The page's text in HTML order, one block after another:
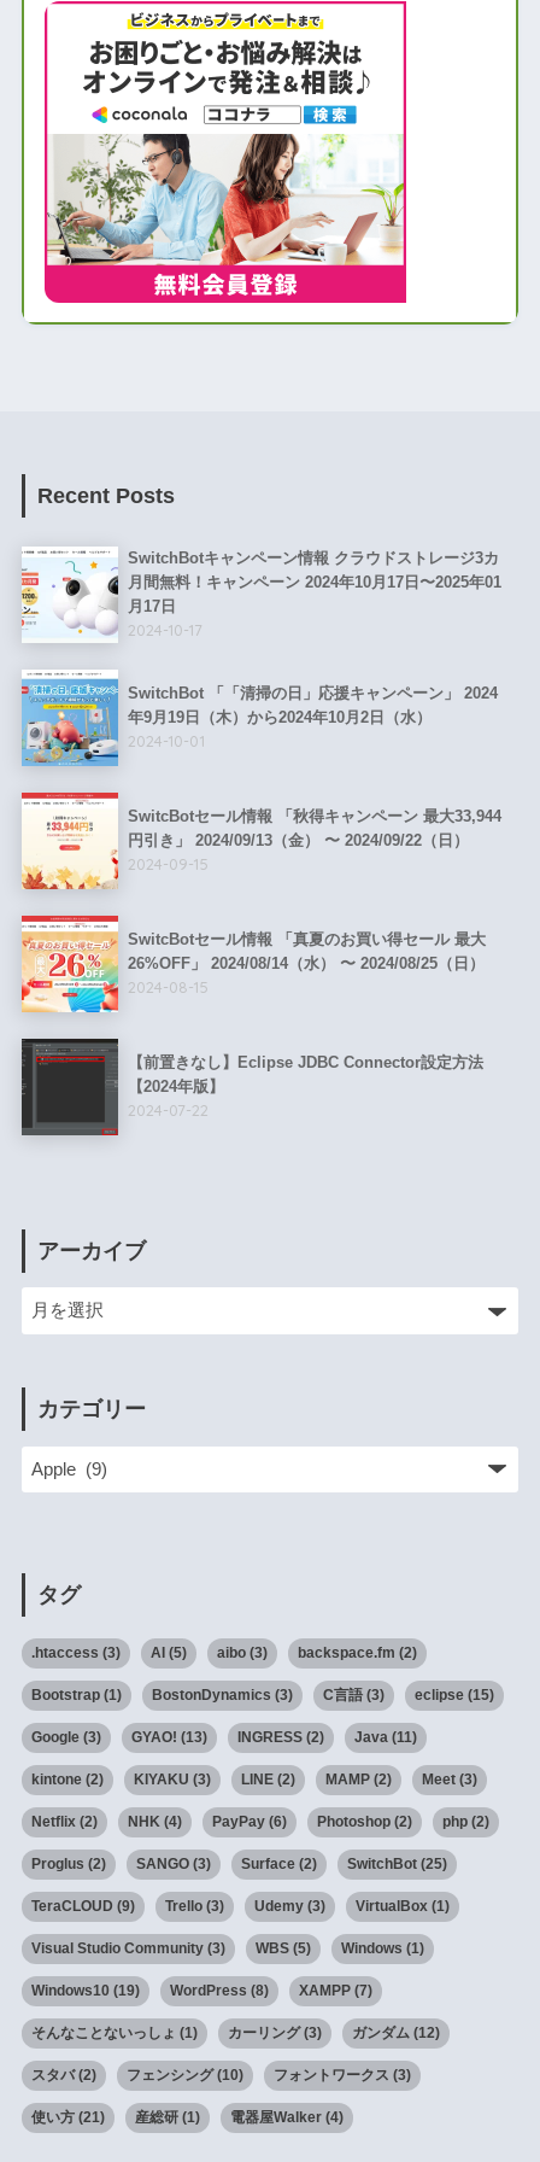
Recent Posts
SwitchBotキャンペーン情報 クラウドストレージ3カ
月間無料！キャンペーン 2024年10月17日〜2025年01
月17日
2024-10-17
SwitchBot 「「清掃の日」応援キャンペーン」 2024
年9月19日（木）から2024年10月2日（水）
2024-10-01
SwitcBotセール情報 「秋得キャンペーン 最大33,944
円引き」 2024/09/13（金） 〜 2024/09/22（日）
2024-09-15
SwitcBotセール情報 「真夏のお買い得セール 最大
26%OFF」 2024/08/14（水） 〜 2024/08/25（日）
2024-08-15
【前置きなし】Eclipse JDBC Connector設定方法
【2024年版】
2024-07-22
アーカイブ
カテゴリー
タグ
.htaccess (3) AI(5) aibo(3) backspace.fm (2)
Bootstrap(1) BostonDynamics (3) C言語(3) eclipse(15)
Google(3) GYAO! (13) INGRESS(2) Java (11)
kintone(2) KIYAKU (3) LINE(2) MAMP(2) Meet(3)
Netflix (2) NHK (4) PayPay(6) Photoshop(2) php(2)
Proglus (2) SANGO(3) Surface(2) SwitchBot(25)
TeraCLOUD (9) Trello(3) Udemy(3) VirtualBox (1)
Visual Studio Community(3) WBS(5) Windows (1)
Windows10(19) WordPress (8) XAMPP(7)
そんなことないっしょ (1) カーリング(3) ガンダム (12)
スタバ(2) フェンシング(10) フォントワークス (3)
使い方(21) 産総研(1) 電器屋Walker(4)